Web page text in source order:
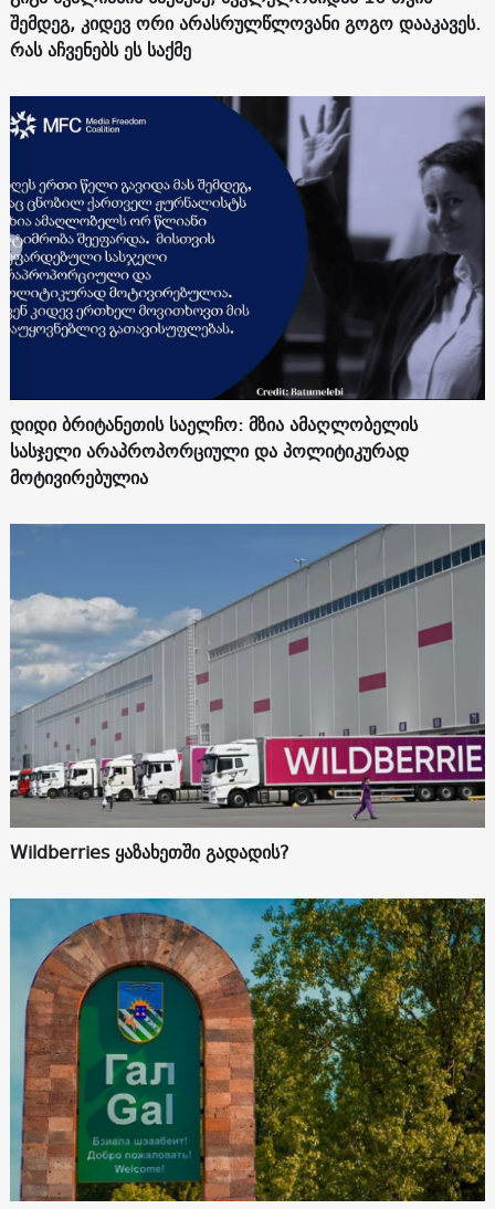
შემდეგ, კიდევ ორი არასრულწლოვანი გოგო დააკავეს.
რას აჩვენებს ეს საქმე
დიდი ბრიტანეთის საელჩო: მზია ამაღლობელის
სასჯელი არაპროპორციული და პოლიტიკურად
მოტივირებულია
Wildberries ყაზახეთში გადადის?